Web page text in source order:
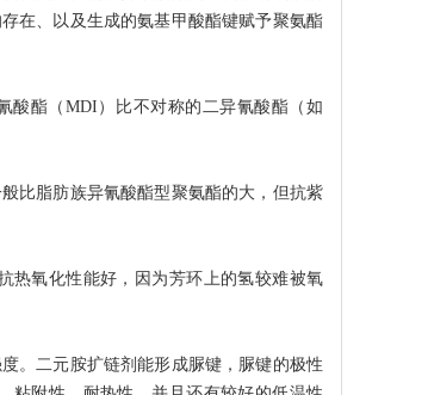
在、以及生成的氨基甲酸酯键赋予聚氨酯
酸酯（MDI）比不对称的二异氰酸酯（如
比脂肪族异氰酸酯型聚氨酯的大，但抗紫
热氧化性能好，因为芳环上的氢较难被氧
。二元胺扩链剂能形成脲键，脲键的极性